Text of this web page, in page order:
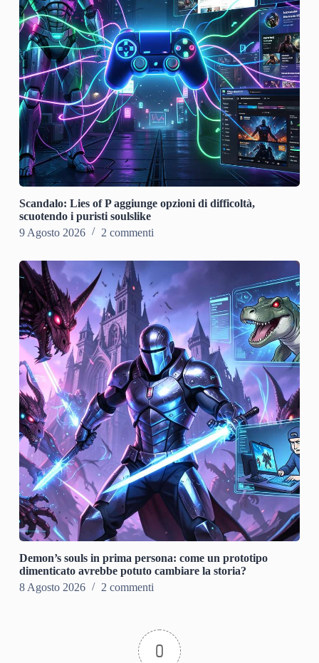
Scandalo: Lies of P aggiunge opzioni di difficoltà,
scuotendo i puristi soulslike
9 Agosto 2026
2 commenti
Demon’s souls in prima persona: come un prototipo
dimenticato avrebbe potuto cambiare la storia?
8 Agosto 2026
2 commenti
0